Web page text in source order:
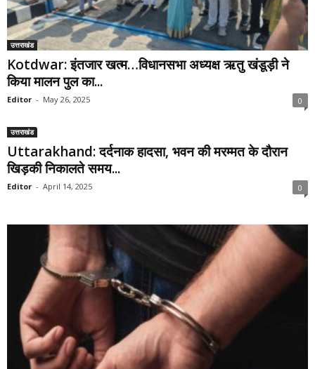
उत्तराखंड
Kotdwar: इंतजार खत्म…विधानसभा अध्यक्ष ऋतु खंडूड़ी ने
किया मालन पुल का...
Editor - May 26, 2025 0
उत्तराखंड
Uttarakhand: दर्दनाक हादसा, भवन की मरम्मत के दौरान
खिड़की निकालते समय...
Editor - April 14, 2025 0